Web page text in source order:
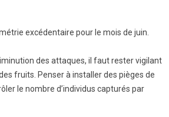
excédentaire pour le mois de juin.
des attaques, il faut rester vigilant
fruits. Penser à installer des pièges de
le nombre d’individus capturés par